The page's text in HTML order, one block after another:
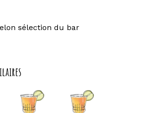
sélection du bar